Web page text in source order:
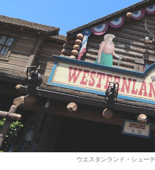
ウエスタンランド・シュー